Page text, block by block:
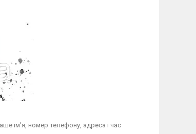
ім'я, номер телефону, адреса і час